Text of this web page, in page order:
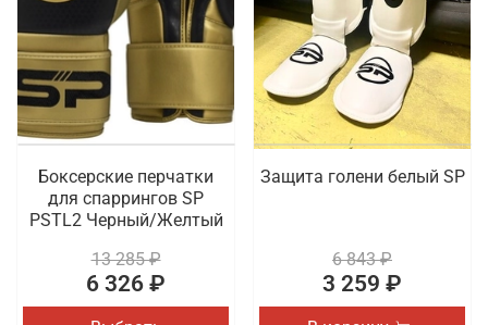
Боксерские перчатки
для спаррингов SP
PSTL2 Черный/Желтый
13 285 ₽
6 326 ₽
Защита голени белый SP
6 843 ₽
3 259 ₽